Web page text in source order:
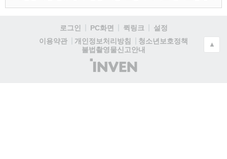
로그인 PC화면 퀵링크
설정
이용약관
개인정보처리방침
청소년보호정책
불법촬영물신고안내
(주)
인
▲